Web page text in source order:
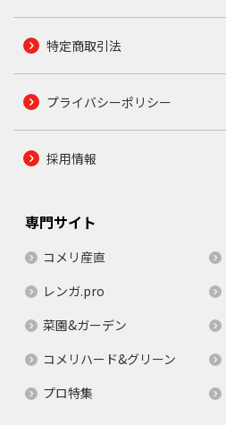
特定商取引法
プライバシーポリシー
採用情報
専門サイト
コメリ産直
レンガ.pro
菜園&ガーデン
コメリハード&グリーン
プロ特集